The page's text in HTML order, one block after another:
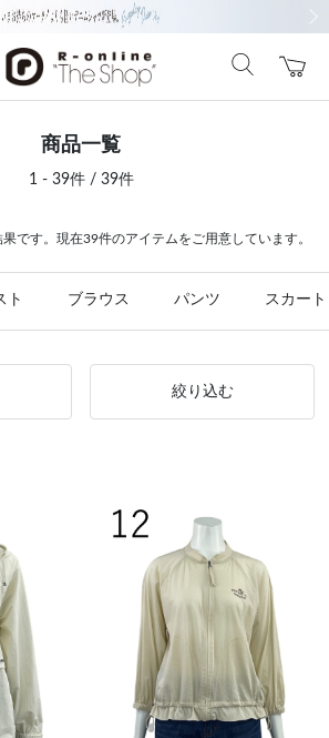
商品一覧
1 - 39件 / 39件
です。現在39件のアイテムをご用意しています。
ト ブラウス パンツ スカート
絞り込む